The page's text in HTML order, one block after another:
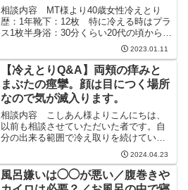
しょうか。
相談内容 MT様より40歳女性冷えとり
歴：1年靴下：12枚 特に冷える時はプラ
ス1枚半身浴：30分くらい20代の頃から首
まわりが固く、美容院などでも「特に固
いほうですよ」と言われていました。冷
えとりを始めてからも特に首、肩 耳裏 頭
部にめん...
2023.01.11
【冷えとりQ&A】両頬の痒みと
まぶたの痙攣。顔は目につく場所
なので気が滅入ります。
相談内容 こしあん様よりこんにちは、
以前も相談させていただいた者です。自
分の出来る範囲で冷え取りを続けていた
ところ、3月頃からこれまでに無かった両
頬の痒みの毒だしが出てきました。湿疹
はないのですが、痒くて掻いていたとこ
ろ、がさがさになってし...
2024.04.23
風呂嫌いは◯◯が悪い／腹巻きや